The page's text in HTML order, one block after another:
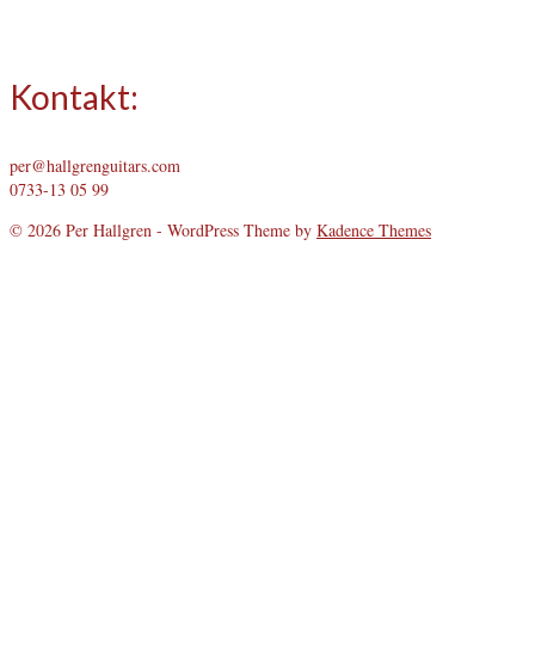
Kontakt:
per@hallgrenguitars.com
0733-13 05 99
© 2026 Per Hallgren - WordPress Theme by Kadence Themes